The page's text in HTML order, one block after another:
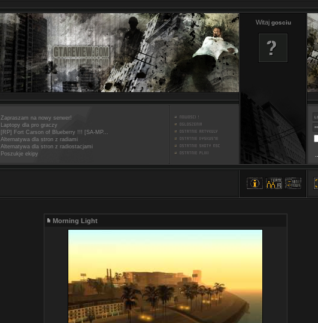
Zapraszam na nowy serwer!
Laptopy dla pro graczy
[RP] Fort Carson of Blueberry !!! [SA-MP...
Alternatywa dla stron z radiami
Alternatywa dla stron z radiostacjami
Poszukje ekipy
Witaj gosciu
Morning Light